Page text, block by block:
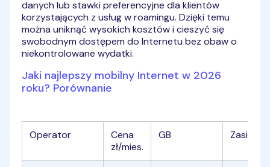
danych lub stawki preferencyjne dla klientów
korzystających z usług w roamingu. Dzięki temu
można uniknąć wysokich kosztów i cieszyć się
swobodnym dostępem do Internetu bez obaw o
niekontrolowane wydatki.
Jaki najlepszy mobilny Internet w 2026
roku? Porównanie
Operator
Cena
zł/mies.
GB Zasięg